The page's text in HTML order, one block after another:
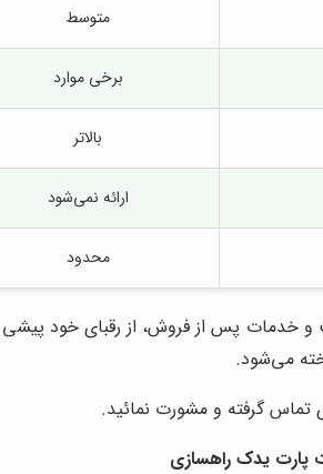
متوسط
برخی موارد
بالاتر
ارائه نمی‌شود
محدود
و خدمات پس از فروش، از رقبای خود
می‌شود.
تماس گرفته و مشورت نمائید.
پارت یدک راهسازی